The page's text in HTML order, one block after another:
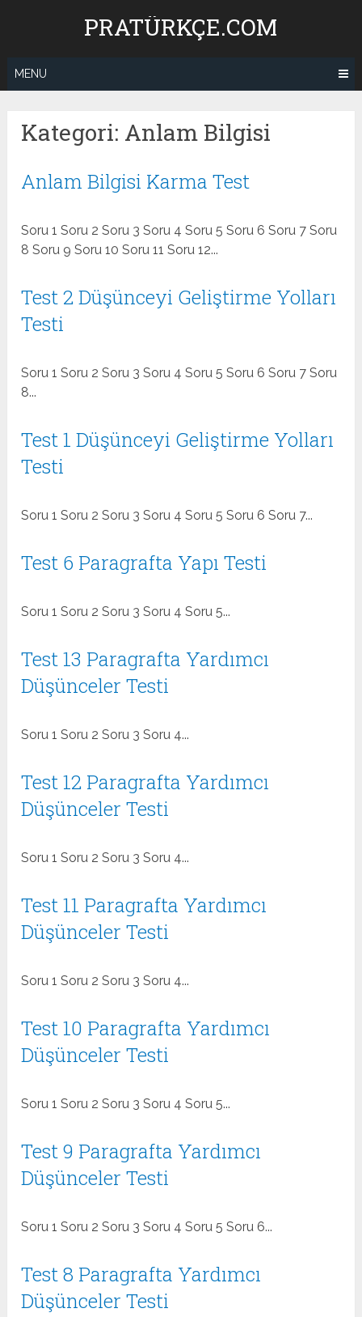
PRATÜRKÇE.COM
MENU
Kategori: Anlam Bilgisi
Anlam Bilgisi Karma Test
Soru 1 Soru 2 Soru 3 Soru 4 Soru 5 Soru 6 Soru 7 Soru
8 Soru 9 Soru 10 Soru 11 Soru 12...
Test 2 Düşünceyi Geliştirme Yolları
Testi
Soru 1 Soru 2 Soru 3 Soru 4 Soru 5 Soru 6 Soru 7 Soru
8...
Test 1 Düşünceyi Geliştirme Yolları
Testi
Soru 1 Soru 2 Soru 3 Soru 4 Soru 5 Soru 6 Soru 7...
Test 6 Paragrafta Yapı Testi
Soru 1 Soru 2 Soru 3 Soru 4 Soru 5...
Test 13 Paragrafta Yardımcı
Düşünceler Testi
Soru 1 Soru 2 Soru 3 Soru 4...
Test 12 Paragrafta Yardımcı
Düşünceler Testi
Soru 1 Soru 2 Soru 3 Soru 4...
Test 11 Paragrafta Yardımcı
Düşünceler Testi
Soru 1 Soru 2 Soru 3 Soru 4...
Test 10 Paragrafta Yardımcı
Düşünceler Testi
Soru 1 Soru 2 Soru 3 Soru 4 Soru 5...
Test 9 Paragrafta Yardımcı
Düşünceler Testi
Soru 1 Soru 2 Soru 3 Soru 4 Soru 5 Soru 6...
Test 8 Paragrafta Yardımcı
Düşünceler Testi